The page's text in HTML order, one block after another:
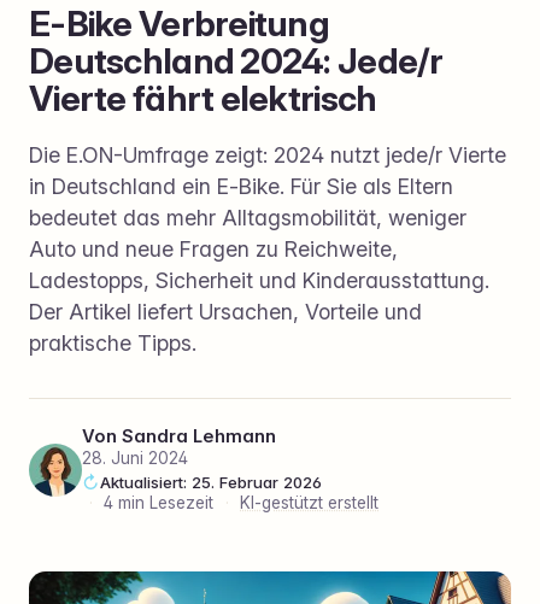
E-Bike Verbreitung
Deutschland 2024: Jede/r
Vierte fährt elektrisch
Die E.ON-Umfrage zeigt: 2024 nutzt jede/r Vierte
in Deutschland ein E‑Bike. Für Sie als Eltern
bedeutet das mehr Alltagsmobilität, weniger
Auto und neue Fragen zu Reichweite,
Ladestopps, Sicherheit und Kinderausstattung.
Der Artikel liefert Ursachen, Vorteile und
praktische Tipps.
Von Sandra Lehmann
28. Juni 2024
Aktualisiert: 25. Februar 2026
·
4 min Lesezeit · KI-gestützt erstellt